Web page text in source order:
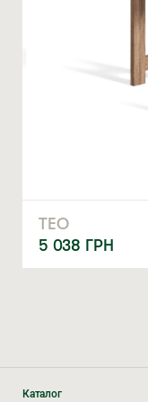
ТЕО
5 038 ГРН
Каталог
ЗАМОВИТИ